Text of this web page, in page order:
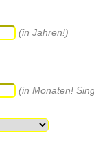
(in Jahren!)
(in Monaten!